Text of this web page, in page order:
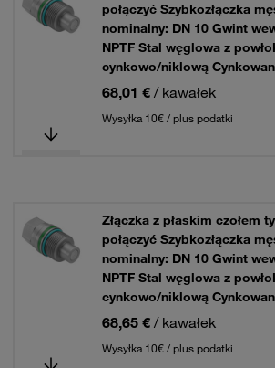
połączyć Szybkozłączka
nominalny: DN 10 Gwint
NPTF Stal węglowa z
cynkowo/niklową
68,01 € / kawałek
Wysyłka 10€ / plus podatki
Złączka z płaskim czołem
połączyć Szybkozłączka
nominalny: DN 10 Gwint
NPTF Stal węglowa z
cynkowo/niklową
68,65 € / kawałek
Wysyłka 10€ / plus podatki